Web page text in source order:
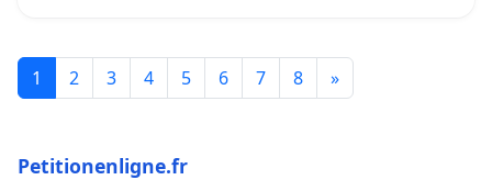
1 2 3 4 5 6 7 8 »
Petitionenligne.fr